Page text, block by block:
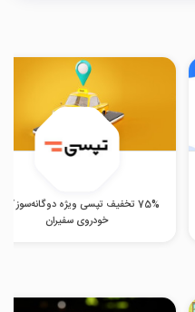
75% تخفیف تپسی ویژه دوگانه‌سوز
خودروی سفیران